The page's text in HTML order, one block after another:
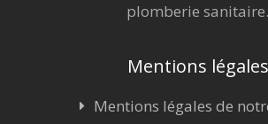
plomberie sanitaire.
Mentions légales
Mentions légales de